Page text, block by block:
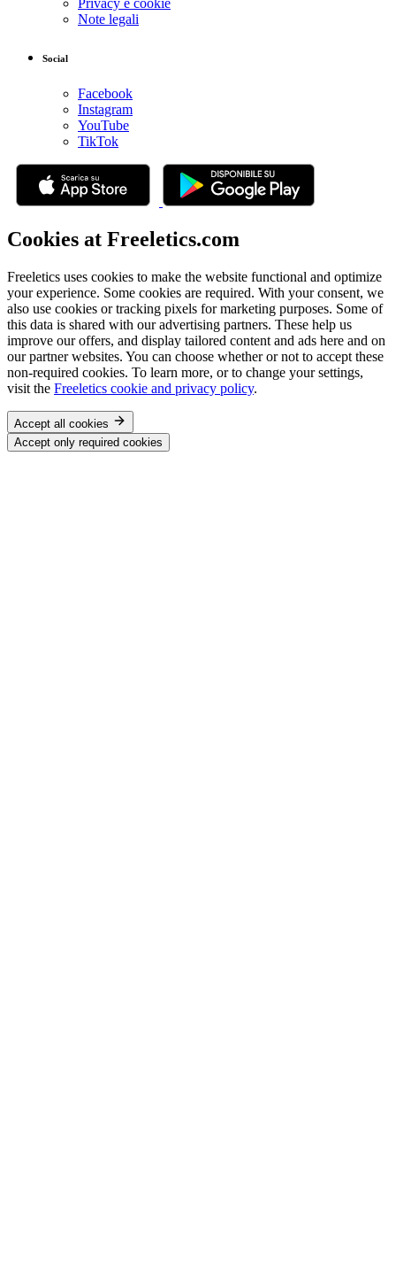
Privacy e cookie
Note legali
Social
Facebook
Instagram
YouTube
TikTok
Cookies at Freeletics.com
Freeletics uses cookies to make the website functional and optimize
your experience. Some cookies are required. With your consent, we
also use cookies or tracking pixels for marketing purposes. Some of
this data is shared with our advertising partners. These help us
improve our offers, and display tailored content and ads here and on
our partner websites. You can choose whether or not to accept these
non-required cookies. To learn more, or to change your settings,
visit the Freeletics cookie and privacy policy.
Accept all cookies
Accept only required cookies